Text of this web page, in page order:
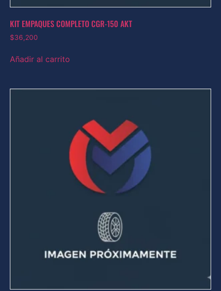
KIT EMPAQUES COMPLETO CGR-150 AKT
$36,200
Añadir al carrito